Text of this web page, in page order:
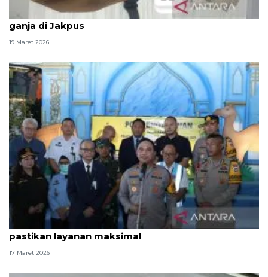
Polda Metro Jaya tangkap dua pemuda edarkan
ganja di Jakpus
19 Maret 2026
Wakapolda Metro Jaya tinjau Bandara Soetta
pastikan layanan maksimal
17 Maret 2026